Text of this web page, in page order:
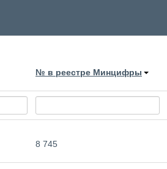
№ в реестре Минцифры
8 745